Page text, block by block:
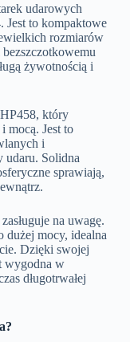
udarowych
to kompaktowe
rozmiarów
żywotnością i
który
mocą. Jest to
i
udaru. Solidna
sprawiają,
na uwagę.
dużej mocy, idealna
Dzięki swojej
wygodna w
długotrwałej